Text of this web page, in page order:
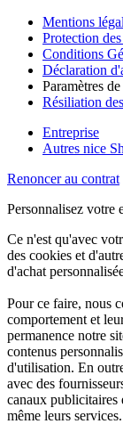
Mentions
Protection
Conditions
Déclaration
Paramètres
Résiliation
Entreprise
Autres nice
Renoncer au contrat
Personnalisez votre
Ce n'est qu'avec
des cookies et
d'achat
Pour ce faire, nous
comportement et
permanence notre
contenus
d'utilisation. En
avec des
canaux publicitaires
même leurs services.